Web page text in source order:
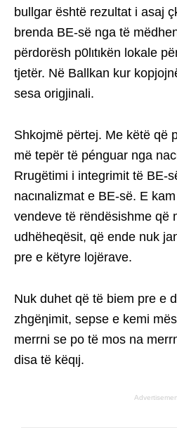
bullgar është rezultat i asaj
brenda BE-së nga të
përdorësh p0lιtιkën lokale
tjetër. Në Ballkan kur
sesa origjinali.
Shkojmë përtej. Me këtë që
më tepër të pénguar nga
Rrugëtimi i integrimit të BE-
nacιnalizmat e BE-së. E
vendeve të rëndësishme që
udhëheqësit, që ende nuk
pre e këtyre lojërave.
Nuk duhet që të biem pre e
zhgëηimit, sepse e kemi
merrni se po të mos na
disa të këqιj.